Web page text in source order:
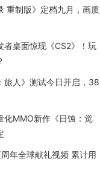
重制版》定档九月，画质
者桌面惊现《CS2》！玩
旅人》测试今日开启，38
化MMO新作《日蚀：觉
周年全球献礼视频 累计用